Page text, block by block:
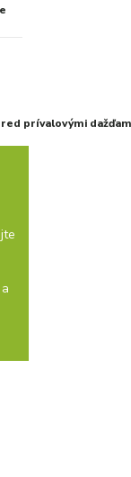
prívalovými